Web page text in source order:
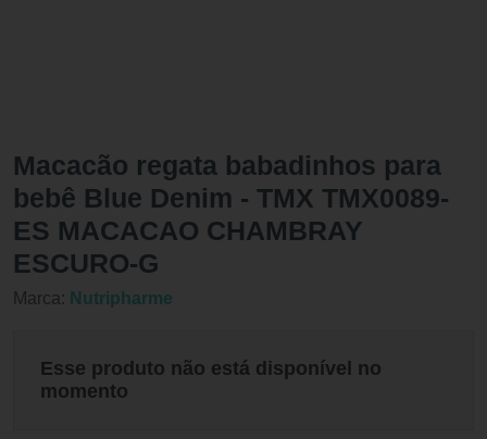
Macacão regata babadinhos para
bebê Blue Denim - TMX TMX0089-
ES MACACAO CHAMBRAY
ESCURO-G
Marca: Nutripharme
Esse produto não está disponível no
momento